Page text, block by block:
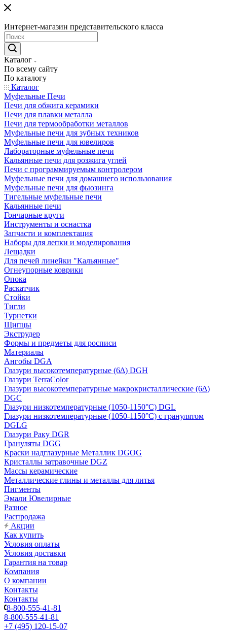
Интернет-магазин представительского класса
Каталог
По всему сайту
По каталогу
Каталог
Муфельные Печи
Печи для обжига керамики
Печи для плавки металла
Печи для термообработки металлов
Муфельные печи для зубных техников
Муфельные печи для ювелиров
Лабораторные муфельные печи
Кальянные печи для розжига углей
Печи с программируемым контролером
Муфельные печи для домашнего использования
Муфельные печи для фьюзинга
Тигельные муфельные печи
Кальянные печи
Гончарные круги
Инструменты и оснастка
Запчасти и комплектация
Наборы для лепки и моделирования
Лещадки
Для печей линейки "Кальянные"
Огнеупорные коврики
Опока
Раскатчик
Стойки
Тигли
Турнетки
Щипцы
Экструдер
Формы и предметы для росписи
Материалы
Ангобы DGA
Глазури высокотемпературные (6∆) DGH
Глазури TerraColor
Глазури высокотемпературные макрокристаллические (6∆)
DGC
Глазури низкотемпературные (1050-1150°С) DGL
Глазури низкотемпературные (1050-1150°С) с гранулятом
DGLG
Глазури Раку DGR
Грануляты DGG
Краски надглазурные Металлик DGOG
Кристаллы затравочные DGZ
Массы керамические
Металлические глины и металлы для литья
Пигменты
Эмали Ювелирные
Разное
Распродажа
Акции
Как купить
Условия оплаты
Условия доставки
Гарантия на товар
Компания
О компании
Контакты
Контакты
8-800-555-41-81
8-800-555-41-81
+7 (495) 120-15-07